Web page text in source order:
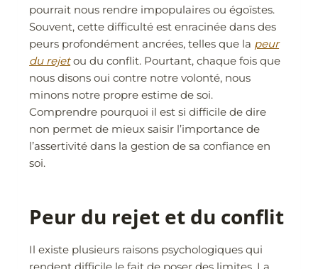
pourrait nous rendre impopulaires ou égoïstes.
Souvent, cette difficulté est enracinée dans des
peurs profondément ancrées, telles que la peur
du rejetou du conflit. Pourtant, chaque fois que
nous disons oui contre notre volonté, nous
minons notre propre estime de soi.
Comprendre pourquoi il est si difficile de dire
non permet de mieux saisir l’importance de
l’assertivité dans la gestion de sa confiance en
soi.
Peur du rejet et du conflit
Il existe plusieurs raisons psychologiques qui